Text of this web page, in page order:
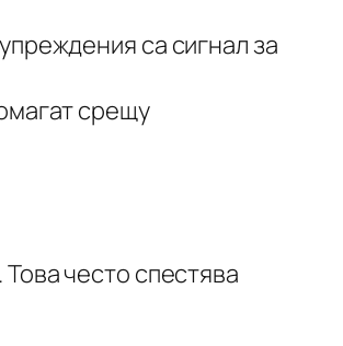
са сигнал за
срещу
често спестява